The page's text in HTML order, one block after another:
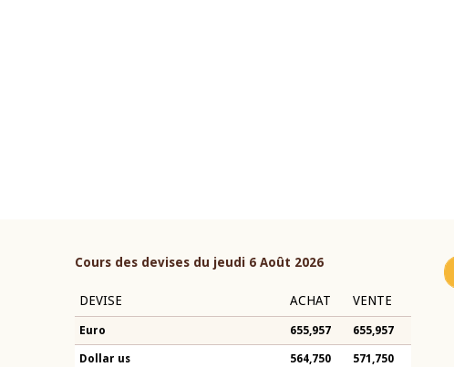
Cours des devises du jeudi 6 Août 2026
DEVISE ACHAT VENTE
Euro 655,957 655,957
Dollar us 564,750 571,750